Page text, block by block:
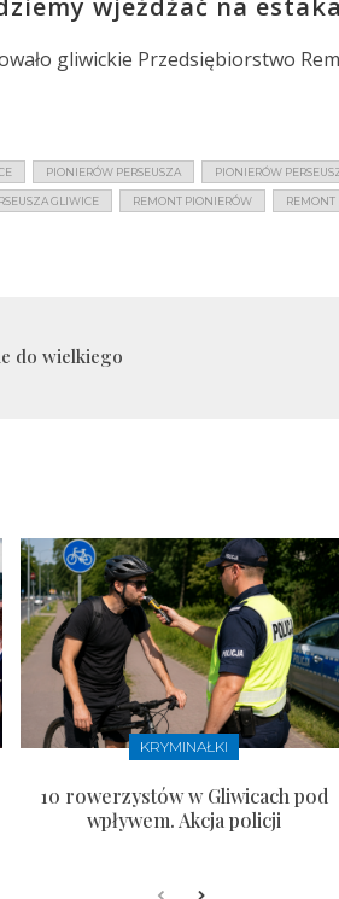
wjeżdżać na
gliwickie Przedsiębiorstwo
PIONIERÓW PERSEUSZA PIONIERÓW
GLIWICE REMONT PIONIERÓW REMONT
do wielkiego
KRYMINAŁKI
10 rowerzystów w Gliwicach pod
wpływem. Akcja policji